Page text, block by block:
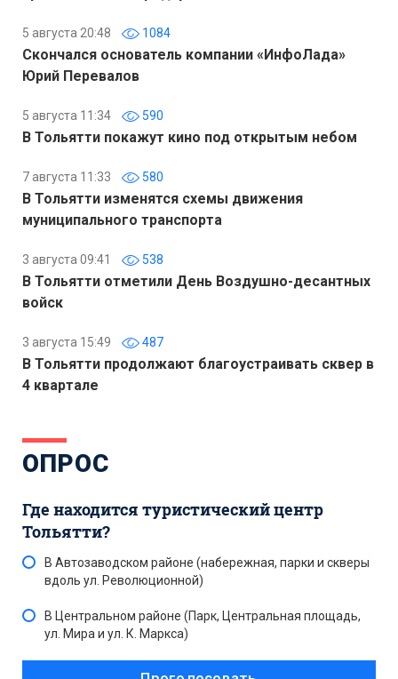
5 августа 20:48 1084
Скончался основатель компании «ИнфоЛада»
Юрий Перевалов
5 августа 11:34 590
В Тольятти покажут кино под открытым небом
7 августа 11:33 580
В Тольятти изменятся схемы движения
муниципального транспорта
3 августа 09:41 538
В Тольятти отметили День Воздушно-десантных
войск
3 августа 15:49 487
В Тольятти продолжают благоустраивать сквер в
4 квартале
ОПРОС
Где находится туристический центр
Тольятти?
В Автозаводском районе (набережная, парки и скверы
вдоль ул. Революционной)
В Центральном районе (Парк, Центральная площадь,
ул. Мира и ул. К. Маркса)